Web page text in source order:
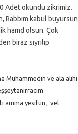
Adet okundu zikrimiz.
Rabbim kabul buyursun
hamd olsun. Çok
biraz sıyrılıp
Muhammedin ve ala alihi
amma yesifun , vel